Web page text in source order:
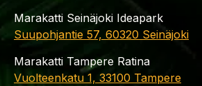
Marakatti Seinäjoki Ideapark
Suupohjantie 57, 60320 Seinäjoki
Marakatti Tampere Ratina
Vuolteenkatu 1, 33100 Tampere